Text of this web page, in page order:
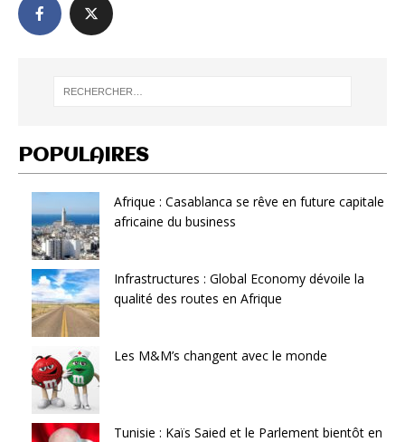
POPULAIRES
Afrique : Casablanca se rêve en future capitale
africaine du business
Infrastructures : Global Economy dévoile la
qualité des routes en Afrique
Les M&M’s changent avec le monde
Tunisie : Kaïs Saied et le Parlement bientôt en